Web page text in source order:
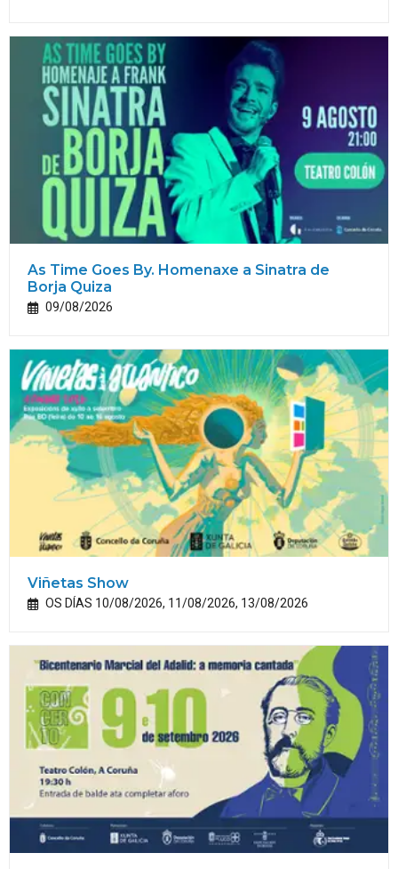
As Time Goes By. Homenaxe a Sinatra de
Borja Quiza
09/08/2026
Viñetas Show
OS DÍAS 10/08/2026, 11/08/2026, 13/08/2026